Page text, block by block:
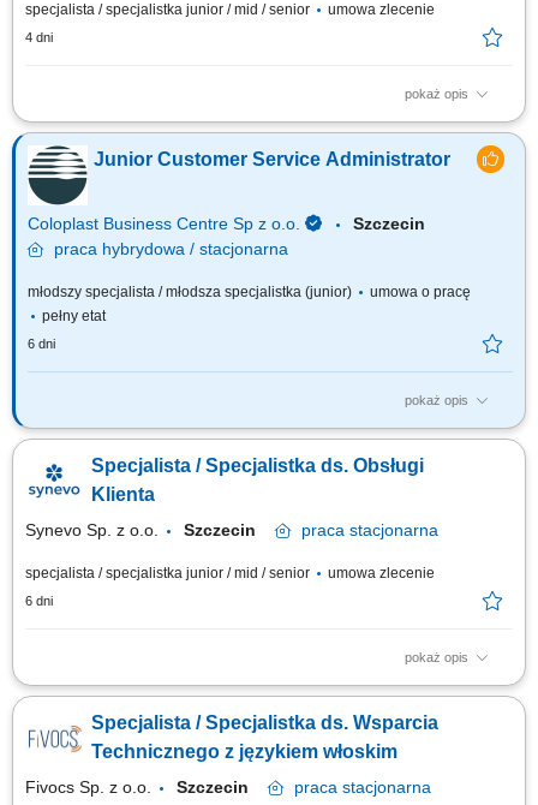
specjalista / specjalistka junior / mid / senior umowa zlecenie
4 dni
pokaż opis
Opis stanowiska: zapewnianie profesjonalnej obsługi Pacjentów
odwiedzających Punkt Pobrań udzielanie informacji o dostępnych
usługach oraz aktualnych akcjach promocyjnych; proponowanie
dodatkowych usług zgodnie z potrzebami Pacjentów; prowadzenie
dokumentacji medycznej zgodnie z...
Junior Customer Service Administrator
Coloplast Business Centre Sp z o.o.
Szczecin
praca hybrydowa / stacjonarna
młodszy specjalista / młodsza specjalistka (junior)
umowa o pracę
pełny etat
6 dni
pokaż opis
Coloplast develops products and services that make life easier for people
Business Centre that is responsible for global financial operations, orders
administration, HR and IT support, marketing & data analysis activities,
Specjalista / Specjalistka ds. Obsługi
Klienta
Synevo Sp. z o.o. Szczecin praca stacjonarna
specjalista / specjalistka junior / mid / senior umowa zlecenie
6 dni
pokaż opis
Opis stanowiska: Obsługa Pacjentów odwiedzających Punkt Pobrań;
Informowanie Pacjentów o dostępnej ofercie i akcjach promocyjnych;
Prowadzenie dokumentacji medycznej zgodnie ze standardami Punktu
Specjalista / Specjalistka ds. Wsparcia
Technicznego z językiem włoskim
Fivocs Sp. z o.o. Szczecin praca stacjonarna